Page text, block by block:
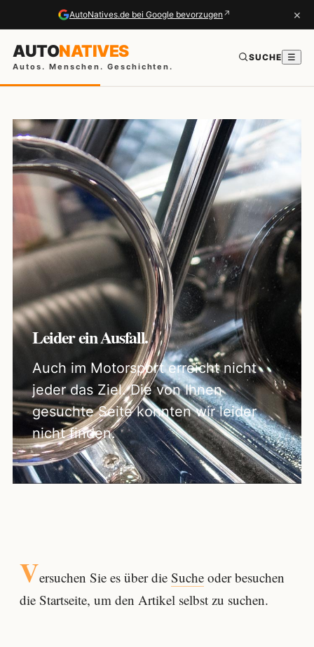
AutoNatives.de bei Google bevorzugen ↗ ×
AUTONATIVES
Autos. Menschen. Geschichten.
SUCHE ☰
Leider ein Ausfall.
Auch im Motorsport erreicht nicht
jeder das Ziel. Die von Ihnen
gesuchte Seite konnten wir leider
nicht finden.
Versuchen Sie es über die Sucheoder besuchen
die Startseite, um den Artikel selbst zu suchen.